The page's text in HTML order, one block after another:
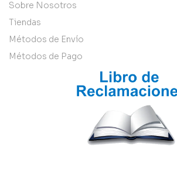
Sobre Nosotros
Tiendas
Métodos de Envío
Métodos de Pago